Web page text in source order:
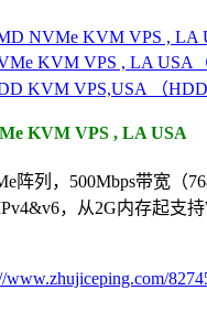
NVMe KVM VPS , LA
KVM VPS , LA USA
KVM VPS,USA （HDD
KVM VPS , LA USA
阵列，500Mbps带宽（
，从2G内存起支
www.zhujiceping.com/